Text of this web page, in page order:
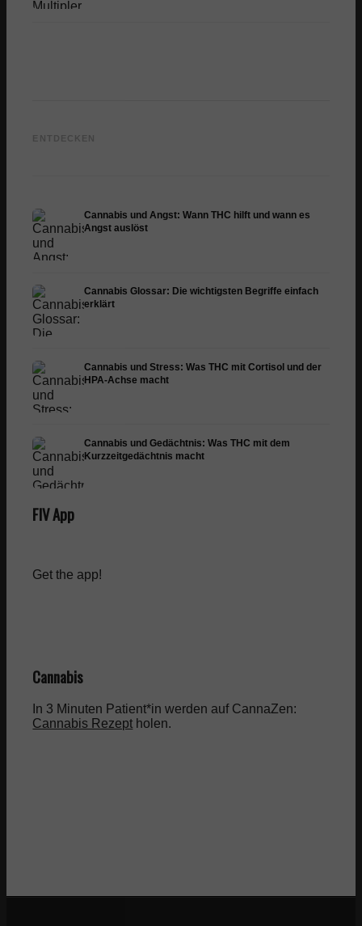
ENTDECKEN
Stand der Forschung
Cannabis und Angst: Wann THC hilft und wann es
Angst auslöst
Cannabis Glossar: Die wichtigsten Begriffe einfach
erklärt
Cannabis und Stress: Was THC mit Cortisol und der
HPA-Achse macht
Cannabis und Gedächtnis: Was THC mit dem
Kurzzeitgedächtnis macht
FIV App
Get the app!
Cannabis
In 3 Minuten Patient*in werden auf CannaZen:
Cannabis Rezept holen.